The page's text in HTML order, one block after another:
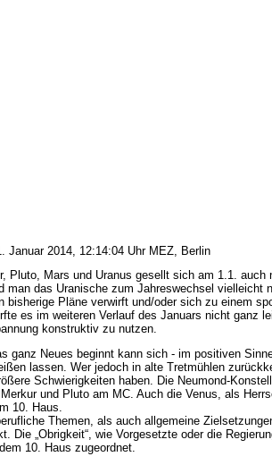
Januar 2014, 12:14:04 Uhr MEZ, Berlin
Pluto, Mars und Uranus gesellt sich am 1.1. auch
man das Uranische zum Jahreswechsel vielleicht
bisherige Pläne verwirft und/oder sich zu einem
es im weiteren Verlauf des Januars nicht ganz
konstruktiv zu nutzen.
ganz Neues beginnt kann sich - im positiven
lassen. Wer jedoch in alte Tretmühlen
Schwierigkeiten haben. Die Neumond-
und Pluto am MC. Auch die Venus, als
10. Haus.
Themen, als auch allgemeine
Die „Obrigkeit“, wie Vorgesetzte oder die
10. Haus zugeordnet.